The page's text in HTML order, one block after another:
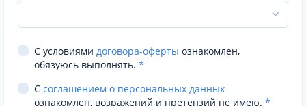
С условиями договора-оферты ознакомлен,
обязуюсь выполнять. *
С соглашением о персональных данных
ознакомлен, возражений и претензий не имею. *